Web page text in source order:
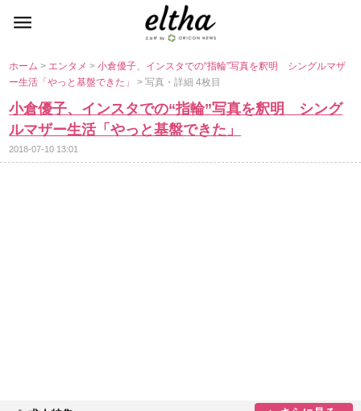
ホーム> エンタメ>小倉優子、インスタでの“指輪”写真を釈明 シングルマザ
ー生活「やっと基盤できた」> 写真・詳細 4枚目
小倉優子、インスタでの“指輪”写真を釈明 シング
ルマザー生活「やっと基盤できた」
2018-07-10 13:01